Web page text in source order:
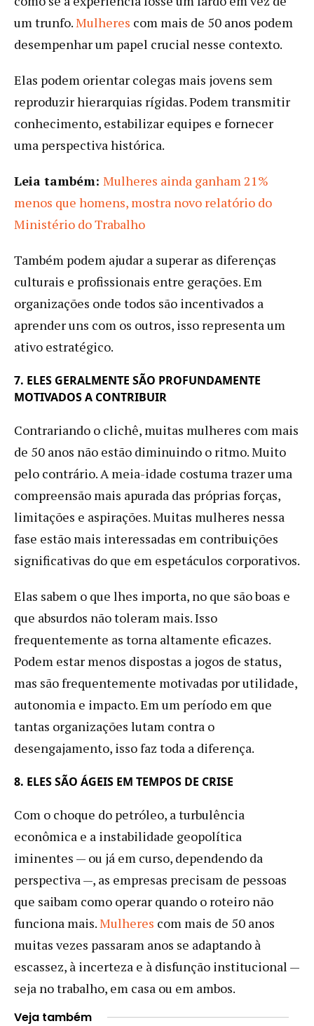
um trunfo.Mulheres com mais de 50 anos podem
desempenhar um papel crucial nesse contexto.
Elas podem orientar colegas mais jovens sem
reproduzir hierarquias rígidas. Podem transmitir
conhecimento, estabilizar equipes e fornecer
uma perspectiva histórica.
Leia também: Mulheres ainda ganham 21%
menos que homens, mostra novo relatório do
Ministério do Trabalho
Também podem ajudar a superar as diferenças
culturais e profissionais entre gerações. Em
organizações onde todos são incentivados a
aprender uns com os outros, isso representa um
ativo estratégico.
7. ELES GERALMENTE SÃO PROFUNDAMENTE
MOTIVADOS A CONTRIBUIR
Contrariando o clichê, muitas mulheres com mais
de 50 anos não estão diminuindo o ritmo. Muito
pelo contrário. A meia-idade costuma trazer uma
compreensão mais apurada das próprias forças,
limitações e aspirações. Muitas mulheres nessa
fase estão mais interessadas em contribuições
significativas do que em espetáculos corporativos.
Elas sabem o que lhes importa, no que são boas e
que absurdos não toleram mais. Isso
frequentemente as torna altamente eficazes.
Podem estar menos dispostas a jogos de status,
mas são frequentemente motivadas por utilidade,
autonomia e impacto. Em um período em que
tantas organizações lutam contra o
desengajamento, isso faz toda a diferença.
8. ELES SÃO ÁGEIS EM TEMPOS DE CRISE
Com o choque do petróleo, a turbulência
econômica e a instabilidade geopolítica
iminentes — ou já em curso, dependendo da
perspectiva —, as empresas precisam de pessoas
que saibam como operar quando o roteiro não
funciona mais.Mulheres com mais de 50 anos
muitas vezes passaram anos se adaptando à
escassez, à incerteza e à disfunção institucional —
seja no trabalho, em casa ou em ambos.
Veja também